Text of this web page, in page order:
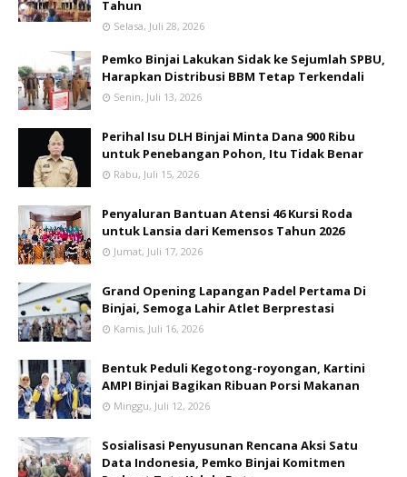
Tahun
Selasa, Juli 28, 2026
Pemko Binjai Lakukan Sidak ke Sejumlah SPBU,
Harapkan Distribusi BBM Tetap Terkendali
Senin, Juli 13, 2026
Perihal Isu DLH Binjai Minta Dana 900 Ribu
untuk Penebangan Pohon, Itu Tidak Benar
Rabu, Juli 15, 2026
Penyaluran Bantuan Atensi 46 Kursi Roda
untuk Lansia dari Kemensos Tahun 2026
Jumat, Juli 17, 2026
Grand Opening Lapangan Padel Pertama Di
Binjai, Semoga Lahir Atlet Berprestasi
Kamis, Juli 16, 2026
Bentuk Peduli Kegotong-royongan, Kartini
AMPI Binjai Bagikan Ribuan Porsi Makanan
Minggu, Juli 12, 2026
Sosialisasi Penyusunan Rencana Aksi Satu
Data Indonesia, Pemko Binjai Komitmen